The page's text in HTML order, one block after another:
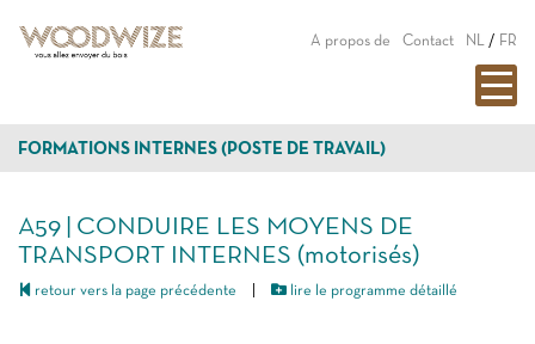
A propos de Contact NL / FR
FORMATIONS INTERNES (POSTE DE TRAVAIL)
A59 | CONDUIRE LES MOYENS DE
TRANSPORT INTERNES (motorisés)
retour vers la page précédente lire le programme détaillé